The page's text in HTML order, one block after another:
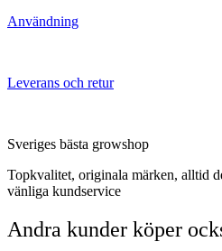
Användning
Leverans och retur
Sveriges bästa growshop
Topkvalitet, originala märken, alltid
vänliga kundservice
Andra kunder köper